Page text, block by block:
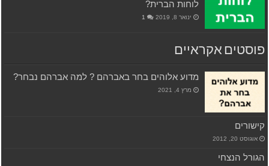
לוחות הברית?
ינואר 8, 2019 1
פוסטים אקראיים
מדוע אלוהים בחר באברהם ? למה אברהם נבחר?
מרץ 4, 2021
קישורים
אוגוסט 20, 2012
הגורל הנצחי